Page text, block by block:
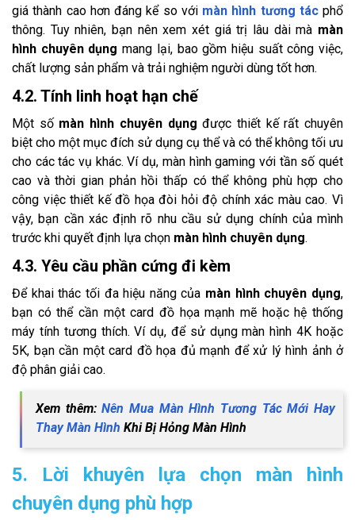
giá thành cao hơn đáng kể so với màn hình tương tácphổ
thông. Tuy nhiên, bạn nên xem xét giá trị lâu dài mà màn
hình chuyên dụngmang lại, bao gồm hiệu suất công việc,
chất lượng sản phẩm và trải nghiệm người dùng tốt hơn.
4.2. Tính linh hoạt hạn chế
Một số màn hình chuyên dụng được thiết kế rất chuyên
biệt cho một mục đích sử dụng cụ thể và có thể không tối ưu
cho các tác vụ khác. Ví dụ, màn hình gaming với tần số quét
cao và thời gian phản hồi thấp có thể không phù hợp cho
công việc thiết kế đồ họa đòi hỏi độ chính xác màu cao. Vì
vậy, bạn cần xác định rõ nhu cầu sử dụng chính của mình
trước khi quyết định lựa chọn màn hình chuyên dụng.
4.3. Yêu cầu phần cứng đi kèm
Để khai thác tối đa hiệu năng của màn hình chuyên dụng,
bạn có thể cần một card đồ họa mạnh mẽ hoặc hệ thống
máy tính tương thích. Ví dụ, để sử dụng màn hình 4K hoặc
5K, bạn cần một card đồ họa đủ mạnh để xử lý hình ảnh ở
độ phân giải cao.
Xem thêm:Nên Mua Màn Hình Tương Tác Mới Hay
Thay Màn Hình Khi Bị Hỏng Màn Hình
5. Lời khuyên lựa chọn màn hình
chuyên dụng phù hợp